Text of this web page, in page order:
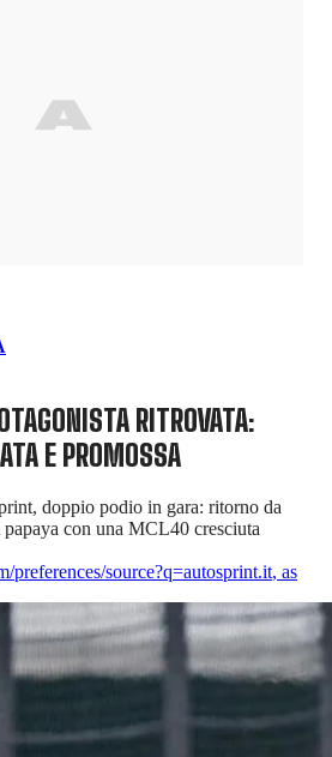
RITROVATA:
E PROMOSSA
doppio podio in gara: ritorno da
con una MCL40 cresciuta
preferences/source?q=autosprint.it, as